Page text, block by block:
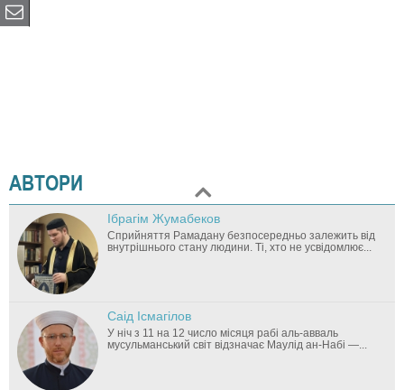
АВТОРИ
Ібрагім Жумабеков
Cприйняття Рамадану безпосередньо залежить від
внутрішнього стану людини. Ті, хто не усвідомлює...
Саід Ісмагілов
У ніч з 11 на 12 число місяця рабі аль-авваль
мусульманський світ відзначає Маулід ан-Набі —...